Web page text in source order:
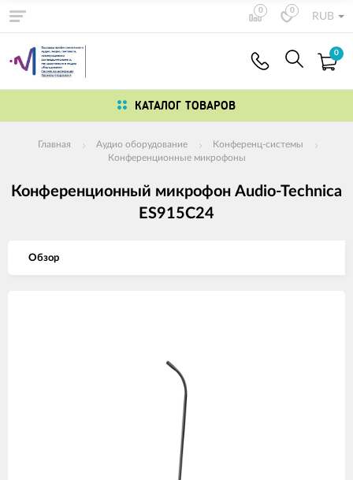
0 0
RUB
0
КАТАЛОГ ТОВАРОВ
Главная Аудио оборудование
Конференц-системы
Конференционные микрофоны
Конференционный микрофон Audio-Technica
ES915C24
Обзор